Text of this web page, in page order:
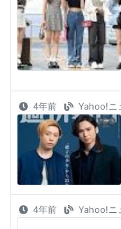
4年前 Yahoo!ニ
4年前 Yahoo!ニ